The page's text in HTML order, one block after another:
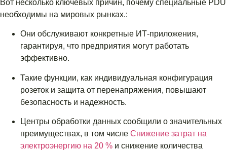
Вот несколько ключевых причин, почему специальные PDU
необходимы на мировых рынках.:
Они обслуживают конкретные ИТ-приложения,
гарантируя, что предприятия могут работать
эффективно.
Такие функции, как индивидуальная конфигурация
розеток и защита от перенапряжения, повышают
безопасность и надежность.
Центры обработки данных сообщили о значительных
преимуществах, в том числе Снижение затрат на
электроэнергию на 20 % и снижение количества